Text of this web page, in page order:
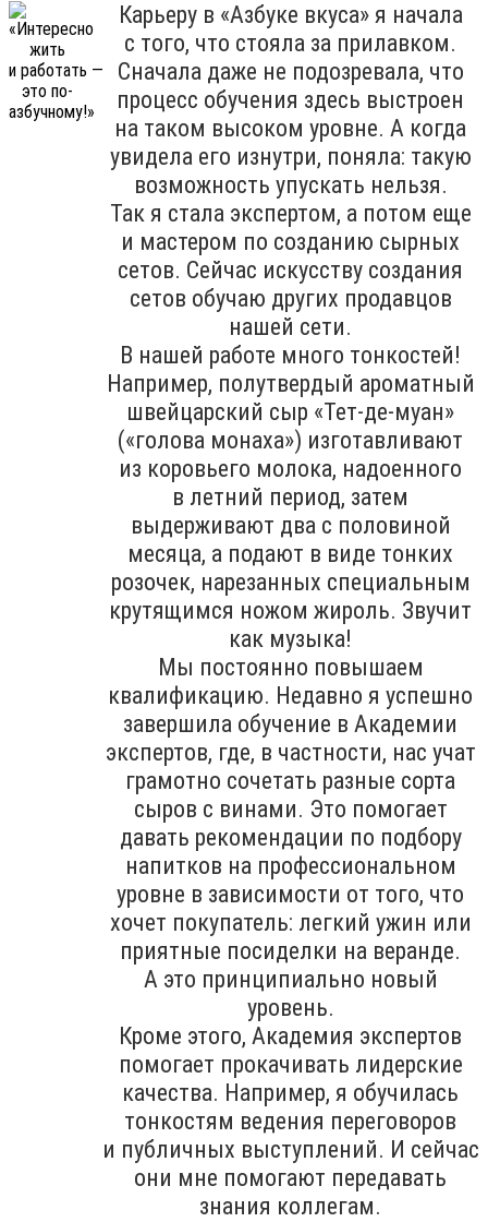
Карьеру в «Азбуке вкуса» я начала
с того, что стояла за прилавком.
Сначала даже не подозревала, что
процесс обучения здесь выстроен
на таком высоком уровне. А когда
увидела его изнутри, поняла: такую
возможность упускать нельзя.
Так я стала экспертом, а потом еще
и мастером по созданию сырных
сетов. Сейчас искусству создания
сетов обучаю других продавцов
нашей сети.
В нашей работе много тонкостей!
Например, полутвердый ароматный
швейцарский сыр «Тет-де-муан»
(«голова монаха») изготавливают
из коровьего молока, надоенного
в летний период, затем
выдерживают два с половиной
месяца, а подают в виде тонких
розочек, нарезанных специальным
крутящимся ножом жироль. Звучит
как музыка!
Мы постоянно повышаем
квалификацию. Недавно я успешно
завершила обучение в Академии
экспертов, где, в частности, нас учат
грамотно сочетать разные сорта
сыров с винами. Это помогает
давать рекомендации по подбору
напитков на профессиональном
уровне в зависимости от того, что
хочет покупатель: легкий ужин или
приятные посиделки на веранде.
А это принципиально новый
уровень.
Кроме этого, Академия экспертов
помогает прокачивать лидерские
качества. Например, я обучилась
тонкостям ведения переговоров
и публичных выступлений. И сейчас
они мне помогают передавать
знания коллегам.